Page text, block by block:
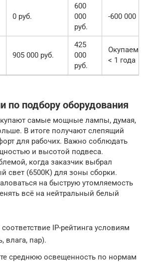
0 руб.
600
000
руб.
-600 000
905 000 руб.
425
000
руб.
< 1 года
по подбору оборудования
самые мощные лампы, думая,
В итоге получают слепящий
для рабочих. Важно соблюдать
и высотой подвеса.
когда заказчик выбрал
свет (6500К) для зоны сборки.
на быструю утомляемость
всё на нейтральный белый
соответствие IP-рейтинга условиям
влага, пар).
среднюю освещенность по нормам